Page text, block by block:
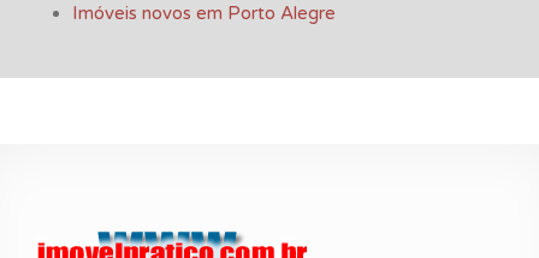
Imóveis novos em Porto Alegre